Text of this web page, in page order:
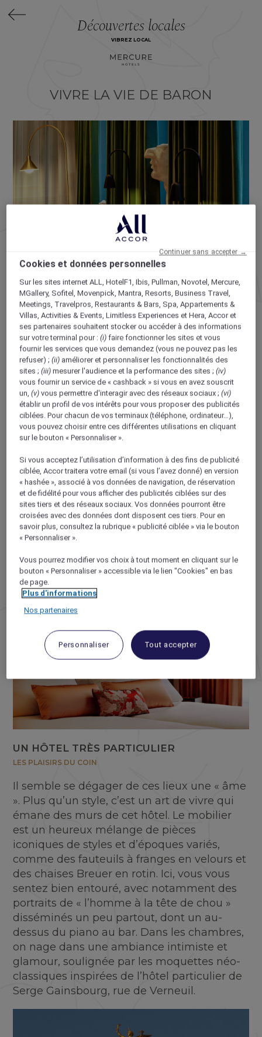
Découvertes locales
VIBREZ LOCAL
VIVRE LA VIE DE BARON
GOÛTEZ AUX PLAISIRS DE LA CAPITALE
HÔTEL MERCURE PARIS GARE DE LYON OPÉRA BASTILLE
Paris sera toujours Paris. Mais que serait
Paris sans le baron Haussmann ? Grand
bâtisseur du XIXe siècle, celui qui voulait
moderniser la capitale l’a métamorphosée à
tout jamais. Ses traces sont encore visibles
partout. Pour vous plonger dans le Paris
d’hier et d’aujourd’hui, passez les portes du
Mercure Paris Gare de Lyon, à la façade
vous vous sentirez ici comme un « coq en
pâte ». Chambres à l’ambiance feutrée, bar
lounge d’esprit cabaret chic, vous goûterez
aux plaisirs de la capitale tel un notable de
l’époque. Si ce n’est ce buste de Gainsbourg
qui vous rappellera que Paris est aussi la
ville de l’irrévérence.
UN HÔTEL TRÈS PARTICULIER
LES PLAISIRS DU COIN
Il semble se dégager de ces lieux une « âme
». Plus qu’un style, c’est un art de vivre qui
émane des murs de cet hôtel. Le mobilier
est un heureux mélange de pièces
iconiques de styles et d’époques variés,
comme des fauteuils à franges en velours et
des chaises Breuer en rotin. Ici, vous vous
sentez bien entouré, avec notamment des
portraits de « l’homme à la tête de chou »
disséminés un peu partout, dont un au-
dessus du piano au bar. Dans les chambres,
on nage dans une ambiance intimiste et
glamour, soulignée par les moquettes néo-
classiques inspirées de l’hôtel particulier de
Serge Gainsbourg, rue de Verneuil.
Cookies et données personnelles
Sur les sites internet ALL, HotelF1, Ibis, Pullman, Novotel, Mercure,
MGallery, Sofitel, Movenpick, Mantra, Resorts, Business Travel,
Meetings, Travelpros, Restaurants & Bars, Spa, Appartements &
Villas, Activities & Events, Limitless Experiences et Hera,Accor et
ses partenaires souhaitent stocker ou accéder à des informations
sur votre terminal pour :(i) faire fonctionner les sites et vous
fournir les services que vous demandez (vous ne pouvez pas les
refuser) ;(ii) améliorer et personnaliser les fonctionnalités des
sites ;(iii) mesurer l'audience et la performance des sites ;(iv)
vous fournir un service de « cashback » si vous en avez souscrit
un,(v) vous permettre d'interagir avec des réseaux sociaux ;(vi)
établir un profil de vos intérêts pour vous proposer des publicités
ciblées. Pour chacun de vos terminaux (téléphone, ordinateur…),
vous pouvez choisir entre ces différentes utilisations en cliquant
sur le bouton « Personnaliser ».
Si vous acceptez l’utilisation d’information à des fins de publicité
ciblée, Accor traitera votre email (si vous l’avez donné) en version
« hashée », associé à vos données de navigation, de réservation
et de fidélité pour vous afficher des publicités ciblées sur des
sites tiers et des réseaux sociaux. Vos données pourront être
croisées avec des données dont disposent ces tiers. Pour en
savoir plus, consultez la rubrique « publicité ciblée » via le bouton
« Personnaliser ».
Vous pourrez modifier vos choix à tout moment en cliquant sur le
bouton « Personnaliser » accessible via le lien "Cookies" en bas
de page.
Plus d'informations
Nos partenaires
Personnaliser Tout accepter
Continuer sans accepter →